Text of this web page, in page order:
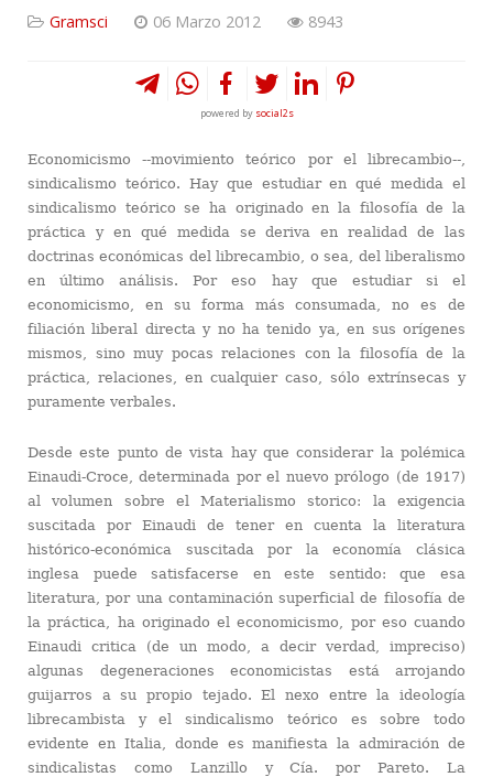
Gramsci 06 Marzo 2012 8943
powered by social2s
Economicismo --movimiento teórico por el librecambio--,
sindicalismo teórico. Hay que estudiar en qué medida el
sindicalismo teórico se ha originado en la filosofía de la
práctica y en qué medida se deriva en realidad de las
doctrinas económicas del librecambio, o sea, del liberalismo
en último análisis. Por eso hay que estudiar si el
economicismo, en su forma más consumada, no es de
filiación liberal directa y no ha tenido ya, en sus orígenes
mismos, sino muy pocas relaciones con la filosofía de la
práctica, relaciones, en cualquier caso, sólo extrínsecas y
puramente verbales.
Desde este punto de vista hay que considerar la polémica
Einaudi-Croce, determinada por el nuevo prólogo (de 1917)
al volumen sobre el Materialismo storico: la exigencia
suscitada por Einaudi de tener en cuenta la literatura
histórico-económica suscitada por la economía clásica
inglesa puede satisfacerse en este sentido: que esa
literatura, por una contaminación superficial de filosofía de
la práctica, ha originado el economicismo, por eso cuando
Einaudi critica (de un modo, a decir verdad, impreciso)
algunas degeneraciones economicistas está arrojando
guijarros a su propio tejado. El nexo entre la ideología
librecambista y el sindicalismo teórico es sobre todo
evidente en Italia, donde es manifiesta la admiración de
sindicalistas como Lanzillo y Cía. por Pareto. La